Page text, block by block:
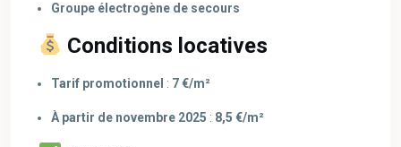
Groupe électrogène de secours
Conditions locatives
Tarif promotionnel : 7 €/m²
À partir de novembre 2025 : 8,5 €/m²